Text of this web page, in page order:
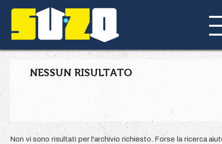
NESSUN RISULTATO
Non vi sono risultati per l'archivio richiesto. Forse la ricerca